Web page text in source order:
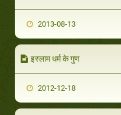
2013-08-13
इस्लाम धर्म के गुण
2012-12-18